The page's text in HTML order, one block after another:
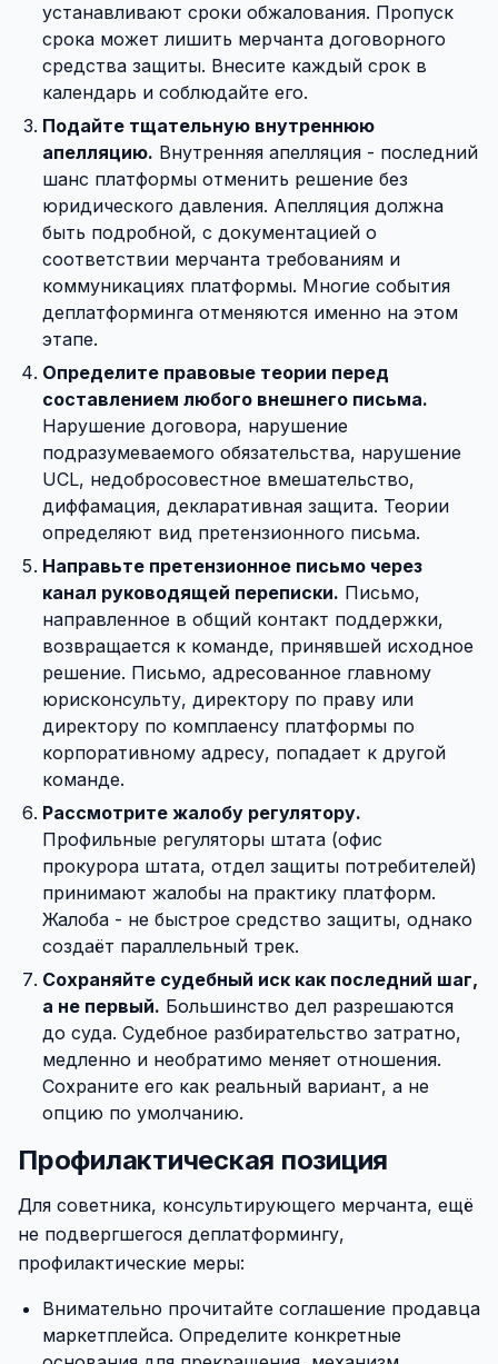
устанавливают сроки обжалования. Пропуск
срока может лишить мерчанта договорного
средства защиты. Внесите каждый срок в
календарь и соблюдайте его.
Подайте тщательную внутреннюю
апелляцию. Внутренняя апелляция - последний
шанс платформы отменить решение без
юридического давления. Апелляция должна
быть подробной, с документацией о
соответствии мерчанта требованиям и
коммуникациях платформы. Многие события
деплатформинга отменяются именно на этом
этапе.
Определите правовые теории перед
составлением любого внешнего письма.
Нарушение договора, нарушение
подразумеваемого обязательства, нарушение
UCL, недобросовестное вмешательство,
диффамация, декларативная защита. Теории
определяют вид претензионного письма.
Направьте претензионное письмо через
канал руководящей переписки. Письмо,
направленное в общий контакт поддержки,
возвращается к команде, принявшей исходное
решение. Письмо, адресованное главному
юрисконсульту, директору по праву или
директору по комплаенсу платформы по
корпоративному адресу, попадает к другой
команде.
Рассмотрите жалобу регулятору.
Профильные регуляторы штата (офис
прокурора штата, отдел защиты потребителей)
принимают жалобы на практику платформ.
Жалоба - не быстрое средство защиты, однако
создаёт параллельный трек.
Сохраняйте судебный иск как последний шаг,
а не первый. Большинство дел разрешаются
до суда. Судебное разбирательство затратно,
медленно и необратимо меняет отношения.
Сохраните его как реальный вариант, а не
опцию по умолчанию.
Профилактическая позиция
Для советника, консультирующего мерчанта, ещё
не подвергшегося деплатформингу,
профилактические меры:
Внимательно прочитайте соглашение продавца
маркетплейса. Определите конкретные